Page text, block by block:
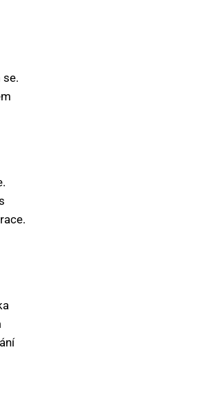
se.